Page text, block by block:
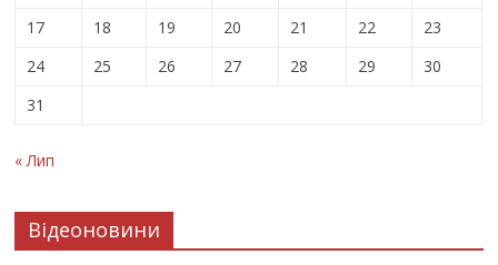
17
18 19 20 21 22
23
24
25 26 27 28 29
30
31
« Лип
Відеоновини